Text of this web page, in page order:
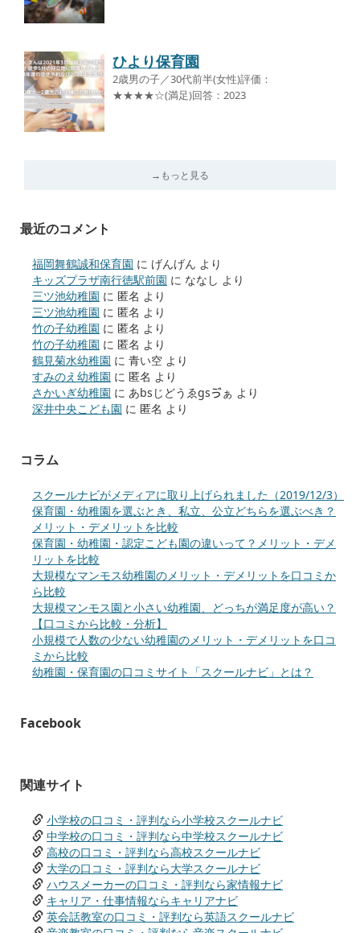
ひより保育園
2歳男の子／30代前半(女性)評価：
★★★★☆(満足)回答：2023
→もっと見る
最近のコメント
福岡舞鶴誠和保育園 に げんげん より
キッズプラザ南行徳駅前園 に ななし より
三ツ池幼稚園 に 匿名 より
三ツ池幼稚園 に 匿名 より
竹の子幼稚園 に 匿名 より
竹の子幼稚園 に 匿名 より
鶴見菊水幼稚園 に 青い空 より
すみのえ幼稚園 に 匿名 より
さかいぎ幼稚園 に あbsじどうゑgsゔぁ より
深井中央こども園 に 匿名 より
コラム
スクールナビがメディアに取り上げられました（2019/12/3）
保育園・幼稚園を選ぶとき、私立、公立どちらを選ぶべき？
メリット・デメリットを比較
保育園・幼稚園・認定こども園の違いって？メリット・デメ
リットを比較
大規模なマンモス幼稚園のメリット・デメリットを口コミか
ら比較
大規模マンモス園と小さい幼稚園、どっちが満足度が高い？
【口コミから比較・分析】
小規模で人数の少ない幼稚園のメリット・デメリットを口コ
ミから比較
幼稚園・保育園の口コミサイト「スクールナビ」とは？
Facebook
関連サイト
小学校の口コミ・評判なら小学校スクールナビ
中学校の口コミ・評判なら中学校スクールナビ
高校の口コミ・評判なら高校スクールナビ
大学の口コミ・評判なら大学スクールナビ
ハウスメーカーの口コミ・評判なら家情報ナビ
キャリア・仕事情報ならキャリアナビ
英会話教室の口コミ・評判なら英語スクールナビ